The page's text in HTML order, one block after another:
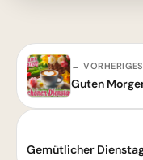
← VORHERIGES